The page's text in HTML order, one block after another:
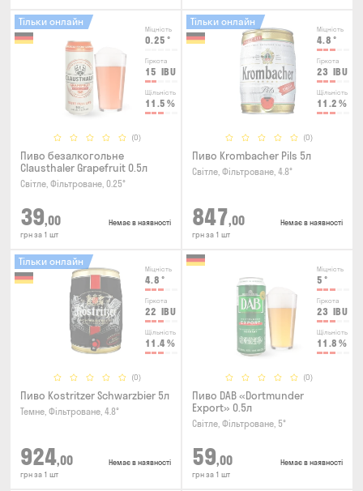
Міцність
0.25 °
Гіркота
15 IBU
Щільність
11.5 %
(0)
Тільки онлайн
Пиво безалкогольне
Clausthaler Grapefruit 0.5л
Світле, Фільтроване, 0.25°
39,00
грн за 1 шт
Немає в наявності
Міцність
4.8 °
Гіркота
23 IBU
Щільність
11.2 %
(0)
Тільки онлайн
Пиво Krombacher Pils 5л
Світле, Фільтроване, 4.8°
847,00
грн за 1 шт
Немає в наявності
Міцність
4.8 °
Гіркота
22 IBU
Щільність
11.4 %
(0)
Тільки онлайн
Пиво Kostritzer Schwarzbier 5л
Темне, Фільтроване, 4.8°
924,00
грн за 1 шт
Немає в наявності
Міцність
5 °
Гіркота
23 IBU
Щільність
11.8 %
(0)
Пиво DAB «Dortmunder
Export» 0.5л
Світле, Фільтроване, 5°
59,00
грн за 1 шт
Немає в наявності